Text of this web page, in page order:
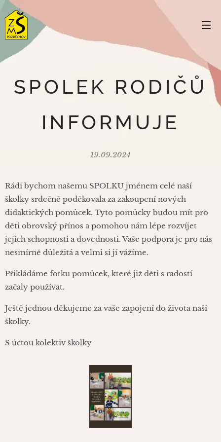
SPOLEK RODIČŮ
INFORMUJE
19.09.2024
Rádi bychom našemu SPOLKU jménem celé naší
školky srdečně poděkovala za zakoupení nových
didaktických pomůcek. Tyto pomůcky budou mít pro
děti obrovský přínos a pomohou nám lépe rozvíjet
jejich schopnosti a dovednosti. Vaše podpora je pro nás
nesmírně důležitá a velmi si jí vážíme.
Přikládáme fotku pomůcek, které již děti s radostí
začaly používat.
Ještě jednou děkujeme za vaše zapojení do života naší
školky.
S úctou kolektiv školky